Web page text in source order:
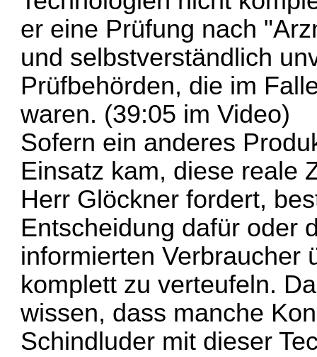
er eine Prüfung nach
und selbstverständlich
Prüfbehörden, die im
waren. (39:05 im Video)
Sofern ein anderes
Einsatz kam, diese reale
Herr Glöckner fordert,
Entscheidung dafür oder
informierten Verbraucher
komplett zu verteufeln.
wissen, dass manche
Schindluder mit dieser